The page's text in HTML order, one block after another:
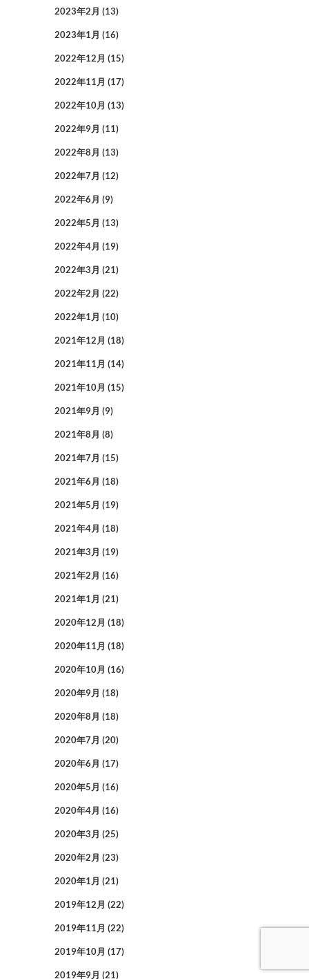
2023年2月 (13)
2023年1月 (16)
2022年12月 (15)
2022年11月 (17)
2022年10月 (13)
2022年9月 (11)
2022年8月 (13)
2022年7月 (12)
2022年6月 (9)
2022年5月 (13)
2022年4月 (19)
2022年3月 (21)
2022年2月 (22)
2022年1月 (10)
2021年12月 (18)
2021年11月 (14)
2021年10月 (15)
2021年9月 (9)
2021年8月 (8)
2021年7月 (15)
2021年6月 (18)
2021年5月 (19)
2021年4月 (18)
2021年3月 (19)
2021年2月 (16)
2021年1月 (21)
2020年12月 (18)
2020年11月 (18)
2020年10月 (16)
2020年9月 (18)
2020年8月 (18)
2020年7月 (20)
2020年6月 (17)
2020年5月 (16)
2020年4月 (16)
2020年3月 (25)
2020年2月 (23)
2020年1月 (21)
2019年12月 (22)
2019年11月 (22)
2019年10月 (17)
2019年9月 (21)